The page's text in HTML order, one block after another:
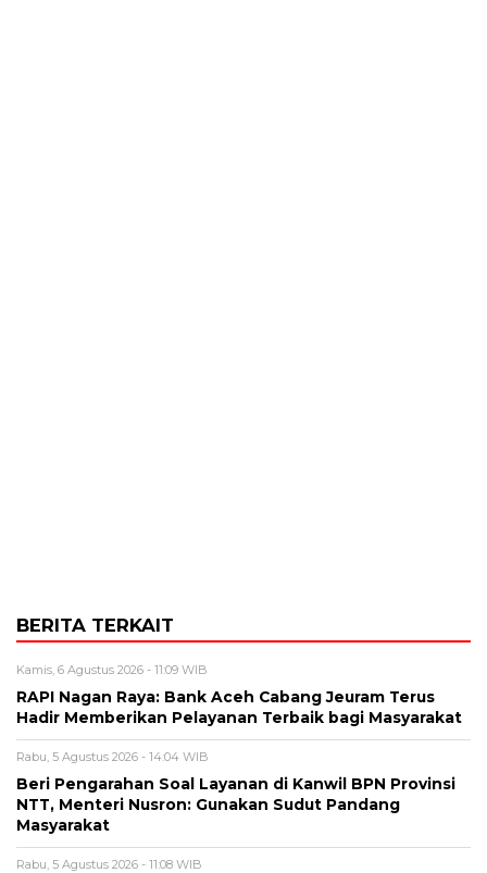
BERITA TERKAIT
Kamis, 6 Agustus 2026 - 11:09 WIB
RAPI Nagan Raya: Bank Aceh Cabang Jeuram Terus
Hadir Memberikan Pelayanan Terbaik bagi Masyarakat
Rabu, 5 Agustus 2026 - 14:04 WIB
Beri Pengarahan Soal Layanan di Kanwil BPN Provinsi
NTT, Menteri Nusron: Gunakan Sudut Pandang
Masyarakat
Rabu, 5 Agustus 2026 - 11:08 WIB